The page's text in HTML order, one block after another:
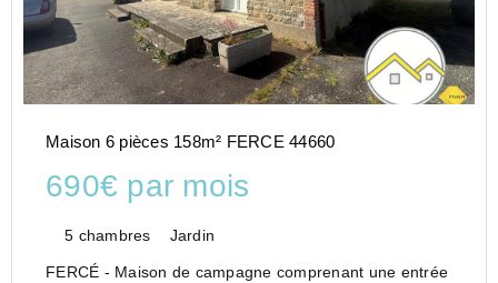
Maison 6 pièces 158m² FERCE 44660
690€ par mois
5 chambres Jardin
FERCÉ - Maison de campagne comprenant une entrée